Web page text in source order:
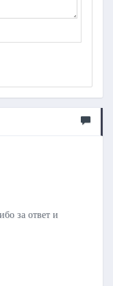
за ответ и